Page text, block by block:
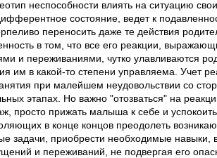
неспособности влиять на ситуацию
состояние, ведет к
переносить даже те действия
в том, что все его реакции,
и переживаниями, чутко улавливаются
им в какой-то степени управляема. Учет
при малейшем неудовольствии со
этапах. Но важно "отозваться" на
просто прижать малыша к себе и
в конце концов преодолеть
задачи, приобрести необходимые навыки,
и переживаний, не подвергая его